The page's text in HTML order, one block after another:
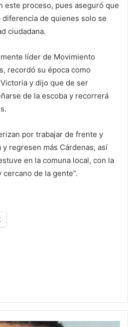
este proceso, pues aseguró que
de quienes solo se
ciudadana.
líder de Movimiento
recordó su época como
y dijo que de ser
de la escoba y recorrerá
por trabajar de frente y
regresen más Cárdenas, así
en la comuna local, con la
de la gente”.